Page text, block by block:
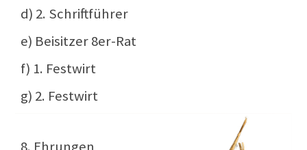
d) 2. Schriftführer
e) Beisitzer 8er-Rat
f) 1. Festwirt
g) 2. Festwirt